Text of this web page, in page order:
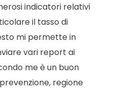
indicatori relativi
il tasso di
mi permette in
vari report ai
me è un buon
regione